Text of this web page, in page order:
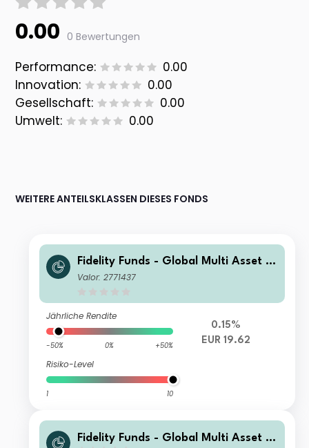
0.00 0 Bewertungen
Performance:
0.00
Innovation:
0.00
Gesellschaft:
0.00
Umwelt:
0.00
WEITERE ANTEILSKLASSEN DIESES FONDS
Fidelity Funds - Global Multi Asset G
rowth & Income Fund A-Acc-EUR
Valor: 2771437
Jährliche Rendite
-50% 0% +50%
Risiko-Level
1 10
0.15%
EUR 19.62
Fidelity Funds - Global Multi Asset G